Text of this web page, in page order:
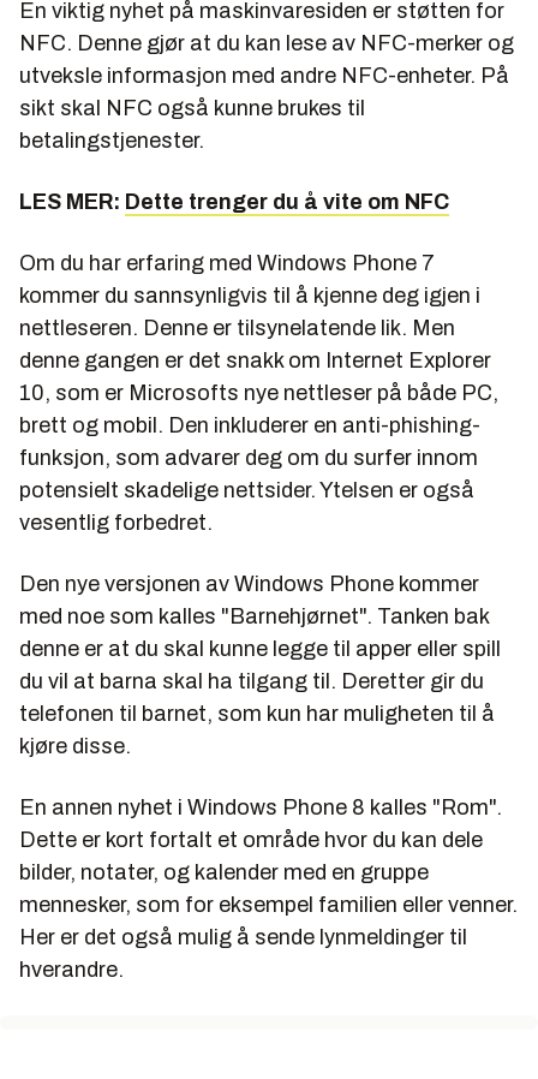
En viktig nyhet på maskinvaresiden er støtten for
NFC. Denne gjør at du kan lese av NFC-merker og
utveksle informasjon med andre NFC-enheter. På
sikt skal NFC også kunne brukes til
betalingstjenester.
LES MER: Dette trenger du å vite om NFC
Om du har erfaring med Windows Phone 7
kommer du sannsynligvis til å kjenne deg igjen i
nettleseren. Denne er tilsynelatende lik. Men
denne gangen er det snakk om Internet Explorer
10, som er Microsofts nye nettleser på både PC,
brett og mobil. Den inkluderer en anti-phishing-
funksjon, som advarer deg om du surfer innom
potensielt skadelige nettsider. Ytelsen er også
vesentlig forbedret.
Den nye versjonen av Windows Phone kommer
med noe som kalles "Barnehjørnet". Tanken bak
denne er at du skal kunne legge til apper eller spill
du vil at barna skal ha tilgang til. Deretter gir du
telefonen til barnet, som kun har muligheten til å
kjøre disse.
En annen nyhet i Windows Phone 8 kalles "Rom".
Dette er kort fortalt et område hvor du kan dele
bilder, notater, og kalender med en gruppe
mennesker, som for eksempel familien eller venner.
Her er det også mulig å sende lynmeldinger til
hverandre.